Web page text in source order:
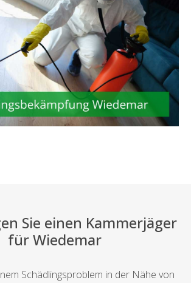
Sie einen Kammerjäger
für Wiedemar
Schädlingsproblem in der Nähe von